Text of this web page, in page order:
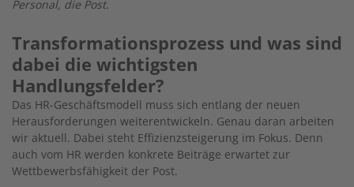
Personal, die Post.
Transformationsprozess und was sind
dabei die wichtigsten
Handlungsfelder?
Das HR-Geschäftsmodell muss sich entlang der neuen
Herausforderungen weiterentwickeln. Genau daran arbeiten
wir aktuell. Dabei steht Effizienzsteigerung im Fokus. Denn
auch vom HR werden konkrete Beiträge erwartet zur
Wettbewerbsfähigkeit der Post.